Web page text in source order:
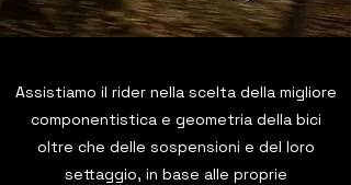
Assistiamo il rider nella scelta della migliore
componentistica e geometria della bici
oltre che delle sospensioni e del loro
settaggio, in base alle proprie